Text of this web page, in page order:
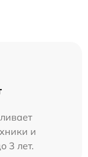
и
3 лет.